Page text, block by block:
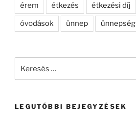
érem étkezés étkezési díj
óvodások ünnep ünnepség
LEGUTÓBBI BEJEGYZÉSEK